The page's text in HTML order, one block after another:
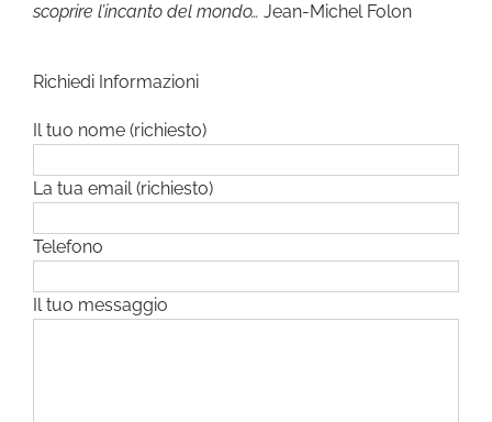
scoprire l’incanto del mondo… Jean-Michel Folon
Richiedi Informazioni
Il tuo nome (richiesto)
La tua email (richiesto)
Telefono
Il tuo messaggio